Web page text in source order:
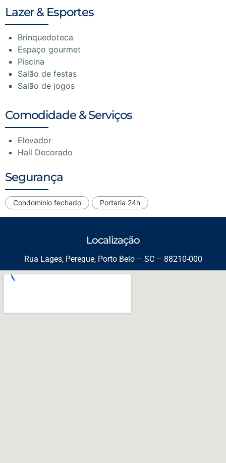
Lazer & Esportes
Brinquedoteca
Espaço gourmet
Piscina
Salão de festas
Salão de jogos
Comodidade & Serviços
Elevador
Hall Decorado
Segurança
Condomínio fechado Portaria 24h
Localização
Rua Lages, Pereque, Porto Belo – SC – 88210-000